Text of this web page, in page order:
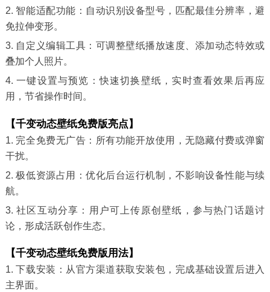
2. 智能适配功能：自动识别设备型号，匹配最佳分辨率，避
免拉伸变形。
3. 自定义编辑工具：可调整壁纸播放速度、添加动态特效或
叠加个人照片。
4. 一键设置与预览：快速切换壁纸，实时查看效果后再应
用，节省操作时间。
【千变动态壁纸免费版亮点】
1. 完全免费无广告：所有功能开放使用，无隐藏付费或弹窗
干扰。
2. 极低资源占用：优化后台运行机制，不影响设备性能与续
航。
3. 社区互动分享：用户可上传原创壁纸，参与热门话题讨
论，形成活跃创作生态。
【千变动态壁纸免费版用法】
1. 下载安装：从官方渠道获取安装包，完成基础设置后进入
主界面。